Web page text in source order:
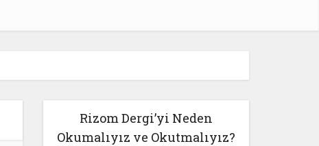
Rizom Dergi’yi Neden
Okumalıyız ve Okutmalıyız?